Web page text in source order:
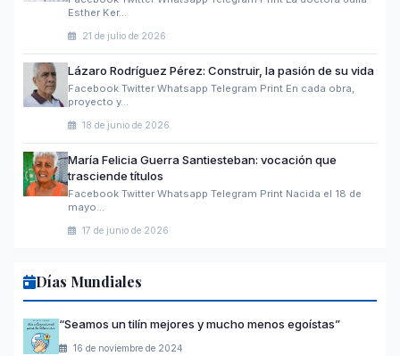
Esther Ker…
21 de julio de 2026
Lázaro Rodríguez Pérez: Construir, la pasión de su vida
Facebook Twitter Whatsapp Telegram Print En cada obra,
proyecto y…
18 de junio de 2026
María Felicia Guerra Santiesteban: vocación que
trasciende títulos
Facebook Twitter Whatsapp Telegram Print Nacida el 18 de
mayo…
17 de junio de 2026
Días Mundiales
“Seamos un tilín mejores y mucho menos egoístas”
16 de noviembre de 2024